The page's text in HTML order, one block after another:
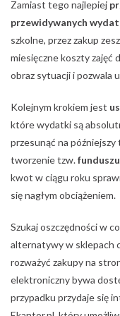
Zamiast tego najlepiej
przewidywanych
szkolne, przez zakup
miesięczne koszty zajęć
obraz sytuacji i pozwala
Kolejnym krokiem jest
które wydatki są
przesunąć na
tworzenie tzw.
kwot w ciągu roku
się nagłym obciążeniem.
Szukaj oszczędności w
alternatywy w sklepach
rozważyć zakupy na
elektroniczny bywa
przypadku przydaje się